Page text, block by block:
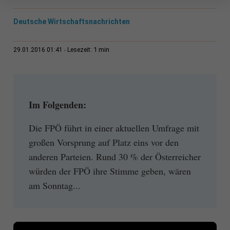
Deutsche Wirtschaftsnachrichten
29.01.2016 01:41 Lesezeit: 1 min
Im Folgenden:
Die FPÖ führt in einer aktuellen Umfrage mit
großen Vorsprung auf Platz eins vor den
anderen Parteien. Rund 30 % der Österreicher
würden der FPÖ ihre Stimme geben, wären
am Sonntag...